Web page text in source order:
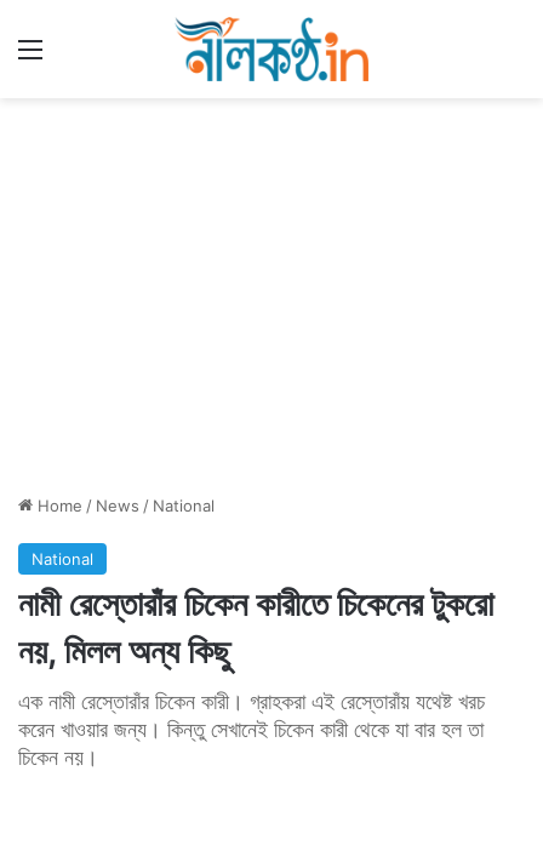
Home / News / National
National
নামী রেস্তোরাঁর চিকেন কারীতে চিকেনের টুকরো
নয়, মিলল অন্য কিছু
এক নামী রেস্তোরাঁর চিকেন কারী। গ্রাহকরা এই রেস্তোরাঁয় যথেষ্ট খরচ
করেন খাওয়ার জন্য। কিন্তু সেখানেই চিকেন কারী থেকে যা বার হল তা
চিকেন নয়।